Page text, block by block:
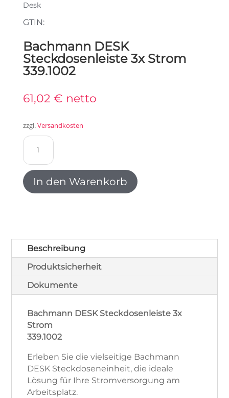
Desk
GTIN:
Bachmann DESK
Steckdosenleiste 3x Strom
339.1002
61,02 € netto
zzgl.Versandkosten
Bachmann
DESK
Steckdosenleiste
3x
Strom
In den Warenkorb
Beschreibung
Produktsicherheit
Dokumente
Bachmann DESK Steckdosenleiste 3x
Strom
339.1002
Erleben Sie die vielseitige Bachmann
DESK Steckdoseneinheit, die ideale
Lösung für Ihre Stromversorgung am
Arbeitsplatz.